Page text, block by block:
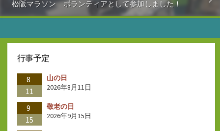
松阪マラソン ボランティアとして参加しました！
行事予定
8
11
山の日
2026年8月11日
9
15
敬老の日
2026年9月15日